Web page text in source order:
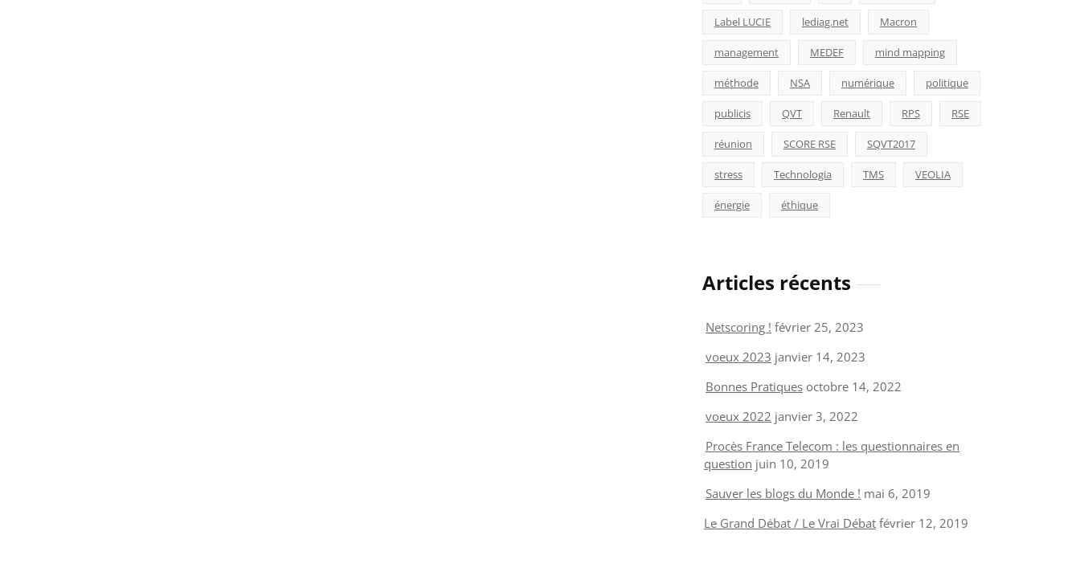
Label LUCIE lediag.net Macron
management MEDEF mind mapping
méthode NSA numérique politique
publicis QVT Renault RPS RSE
réunion SCORE RSE SQVT2017
stress Technologia TMS VEOLIA
énergie éthique
Articles récents
Netscoring ! février 25, 2023
voeux 2023 janvier 14, 2023
Bonnes Pratiques octobre 14, 2022
voeux 2022 janvier 3, 2022
Procès France Telecom : les questionnaires en
question juin 10, 2019
Sauver les blogs du Monde ! mai 6, 2019
Le Grand Débat / Le Vrai Débat février 12, 2019